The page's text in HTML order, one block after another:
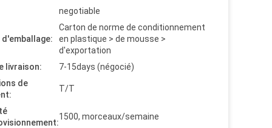
negotiable
Carton de norme de conditionnement
en plastique > de mousse >
d'exportation
livraison:
7-15days (négocié)
de
T/T
1500, morceaux/semaine